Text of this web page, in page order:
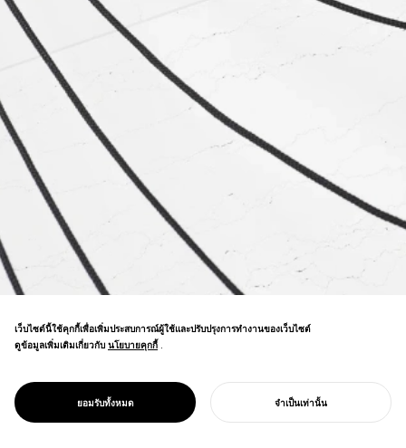
GGG/
แรง
เส้นโค้งแคทีนารีสำรวจกลศาสตร์และรูปแบบ—
ค้นหาความงามในความต้านทานและสมดุล
เว็บไซต์นี้ใช้คุกกี้เพื่อเพิ่มประสบการณ์ผู้ใช้และปรับปรุงการทำงานของเว็บไซต์
ดูข้อมูลเพิ่มเติมเกี่ยวกับ นโยบายคุกกี้
นโยบายคุกกี้ .
ยอมรับทั้งหมด จำเป็นเท่านั้น